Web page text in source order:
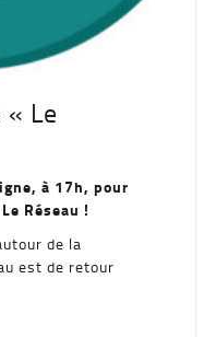
Le
à 17h, pour
Réseau !
de la
est de retour